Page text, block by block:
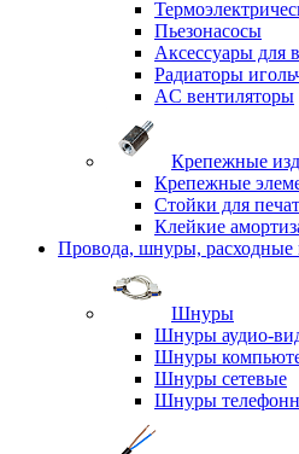
Пьезонасосы
Аксессуары для
Радиаторы
AC вентиляторы
Крепежные
Крепежные
Стойки для
Клейкие
Провода, шнуры, расходные
Шнуры
Шнуры аудио-
Шнуры
Шнуры сетевые
Шнуры